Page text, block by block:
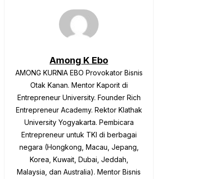
Among K Ebo
AMONG KURNIA EBO Provokator Bisnis
Otak Kanan. Mentor Kaporit di
Entrepreneur University. Founder Rich
Entrepreneur Academy. Rektor Klathak
University Yogyakarta. Pembicara
Entrepreneur untuk TKI di berbagai
negara (Hongkong, Macau, Jepang,
Korea, Kuwait, Dubai, Jeddah,
Malaysia, dan Australia). Mentor Bisnis